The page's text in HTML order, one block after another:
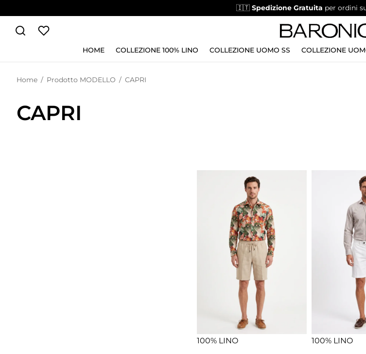
🇮🇹 Spedizione Gratuita per ordini
HOME COLLEZIONE 100% LINO COLLEZIONE UOMO SS COLLEZIONE
CAPRI
Home / Prodotto MODELLO / CAPRI
100% LINO 100% LINO